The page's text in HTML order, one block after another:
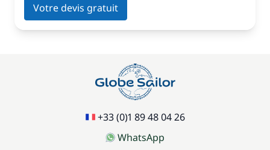
Votre devis gratuit
+33 (0)1 89 48 04 26
WhatsApp